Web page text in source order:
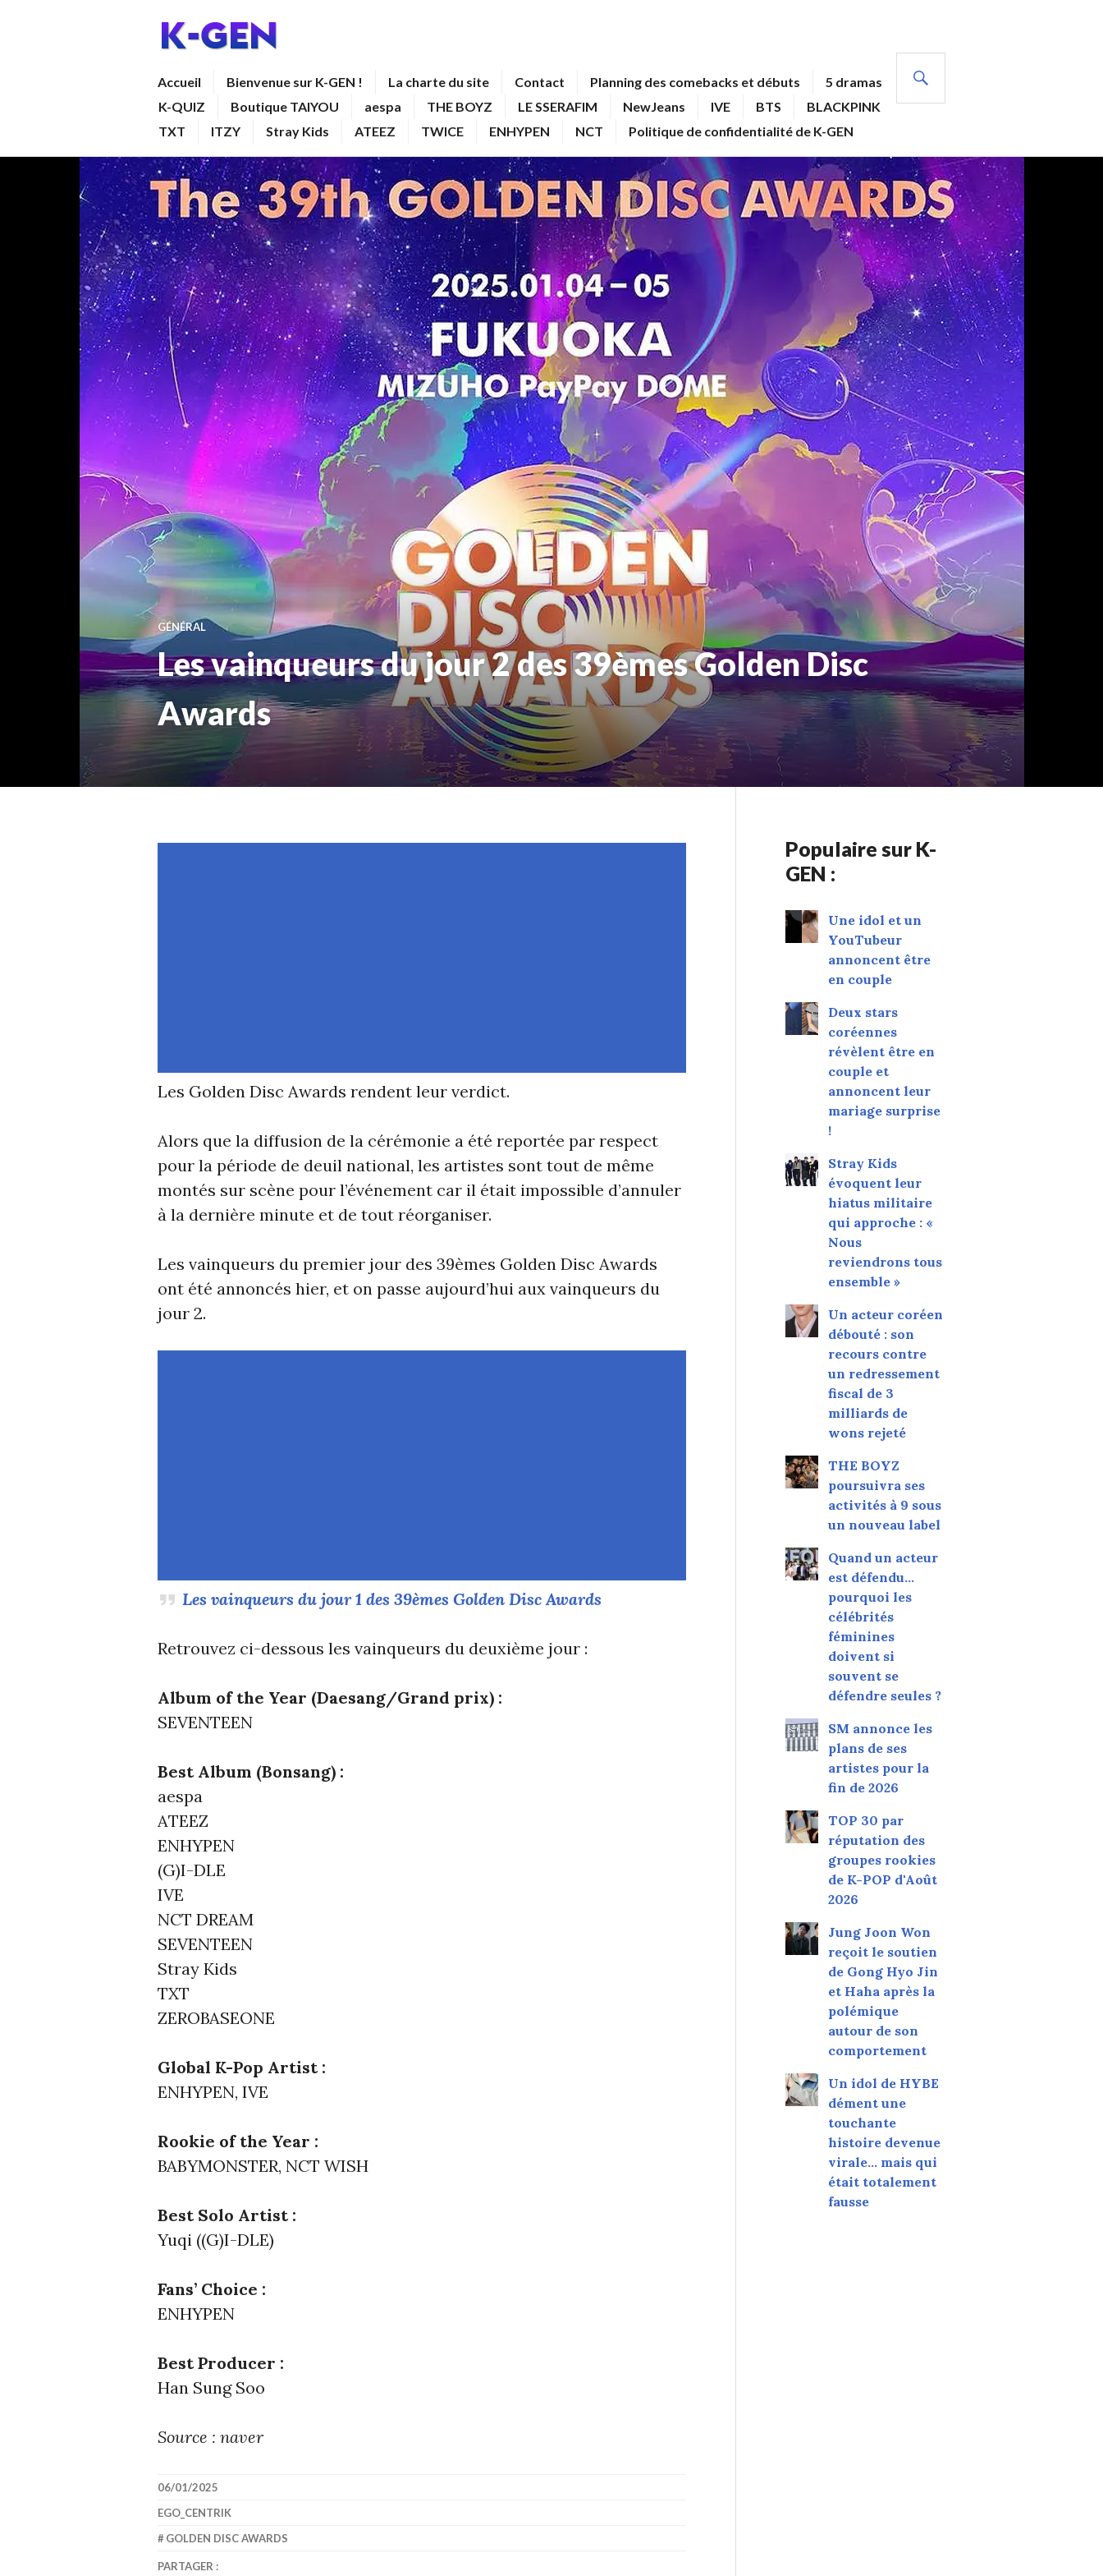
Accueil Bienvenue sur K-GEN ! La charte du site Contact Planning des comebacks et débuts
5 dramas
K-QUIZ
Boutique TAIYOU aespa THE BOYZ LE SSERAFIM NewJeans IVE BTS
BLACKPINK
TXT
ITZY Stray Kids ATEEZ TWICE ENHYPEN NCT Politique de confidentialité de K-GEN
GÉNÉRAL
Les vainqueurs du jour 2 des 39èmes Golden Disc
Awards
Les Golden Disc Awards rendent leur verdict.
Alors que la diffusion de la cérémonie a été reportée par respect
pour la période de deuil national, les artistes sont tout de même
montés sur scène pour l’événement car il était impossible d’annuler
à la dernière minute et de tout réorganiser.
Les vainqueurs du premier jour des 39èmes Golden Disc Awards
ont été annoncés hier, et on passe aujourd’hui aux vainqueurs du
jour 2.
Les vainqueurs du jour 1 des 39èmes Golden Disc Awards
Retrouvez ci-dessous les vainqueurs du deuxième jour :
Album of the Year (Daesang/Grand prix) :
SEVENTEEN
Best Album (Bonsang) :
aespa
ATEEZ
ENHYPEN
(G)I-DLE
IVE
NCT DREAM
SEVENTEEN
Stray Kids
TXT
ZEROBASEONE
Global K-Pop Artist :
ENHYPEN, IVE
Rookie of the Year :
BABYMONSTER, NCT WISH
Best Solo Artist :
Yuqi ((G)I-DLE)
Fans’ Choice :
ENHYPEN
Best Producer :
Han Sung Soo
Source : naver
06/01/2025
EGO_CENTRIK
GOLDEN DISC AWARDS
PARTAGER :
Populaire sur K-
GEN :
Une idol et un
YouTubeur
annoncent être
en couple
Deux stars
coréennes
révèlent être en
couple et
annoncent leur
mariage surprise
!
Stray Kids
évoquent leur
hiatus militaire
qui approche : «
Nous
reviendrons tous
ensemble »
Un acteur coréen
débouté : son
recours contre
un redressement
fiscal de 3
milliards de
wons rejeté
THE BOYZ
poursuivra ses
activités à 9 sous
un nouveau label
Quand un acteur
est défendu…
pourquoi les
célébrités
féminines
doivent si
souvent se
défendre seules ?
SM annonce les
plans de ses
artistes pour la
fin de 2026
TOP 30 par
réputation des
groupes rookies
de K-POP d'Août
2026
Jung Joon Won
reçoit le soutien
de Gong Hyo Jin
et Haha après la
polémique
autour de son
comportement
Un idol de HYBE
dément une
touchante
histoire devenue
virale... mais qui
était totalement
fausse